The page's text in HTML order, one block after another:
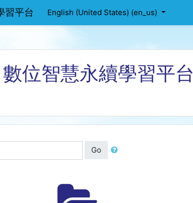
習平台 English (United States) ‎(en_us)‎
位智慧永續學習平台
Go